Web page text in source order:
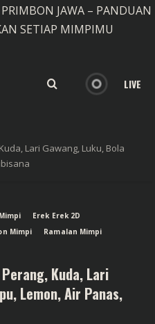
JAWA – PANDUAN
SETIAP MIMPIMU
LIVE
Lari Gawang, Luku, Bola
Erek Erek 2D
Mimpi
Ramalan Mimpi
Kuda, Lari
Lemon, Air Panas,